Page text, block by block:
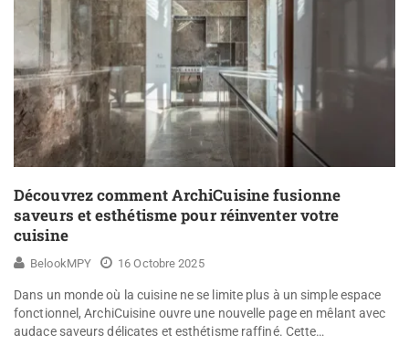
Découvrez comment ArchiCuisine fusionne
saveurs et esthétisme pour réinventer votre
cuisine
BelookMPY 16 Octobre 2025
Dans un monde où la cuisine ne se limite plus à un simple espace
fonctionnel, ArchiCuisine ouvre une nouvelle page en mêlant avec
audace saveurs délicates et esthétisme raffiné. Cette…